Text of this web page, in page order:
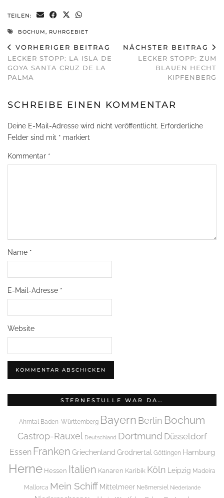
TEILEN:
BOCHUM, RUHRGEBIET
VORHERIGER BEITRAG
LECKER STOPP: LA ISLA DE
GOYA SANTA CRUZ DE LA
PALMA
NÄCHSTER BEITRAG
LECKER STOPP: ZUM
BLAUEN HECHT
KIPFENBERG
SCHREIBE EINEN KOMMENTAR
Deine E-Mail-Adresse wird nicht veröffentlicht. Erforderliche
Felder sind mit * markiert
Kommentar *
Name *
E-Mail-Adresse *
Website
STERNESTULLE WAR DA…
Ahrntal Baden-Württemberg Bayern Berlin Bochum
Castrop-Rauxel Deutschland Dortmund Düsseldorf
Essen Franken Griechenland Grödnertal Göttingen Hamburg
Herne Hessen Italien Kanaren Karibik Köln Leipzig Madeira
Mallorca Mein Schiff Mittelmeer Neßmersiel Niederlande